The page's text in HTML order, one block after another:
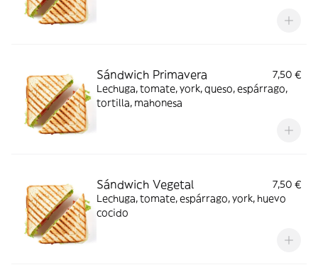
Sándwich Primavera
7,50 €
Lechuga, tomate, york, queso, espárrago,
tortilla, mahonesa
Sándwich Vegetal
7,50 €
Lechuga, tomate, espárrago, york, huevo
cocido